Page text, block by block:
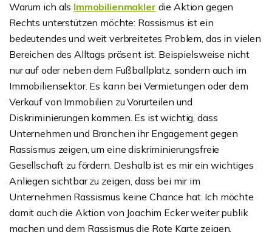
Warum ich als Immobilienmakler die Aktion gegen
Rechts unterstützen möchte: Rassismus ist ein
bedeutendes und weit verbreitetes Problem, das in vielen
Bereichen des Alltags präsent ist. Beispielsweise nicht
nur auf oder neben dem Fußballplatz, sondern auch im
Immobiliensektor. Es kann bei Vermietungen oder dem
Verkauf von Immobilien zu Vorurteilen und
Diskriminierungen kommen. Es ist wichtig, dass
Unternehmen und Branchen ihr Engagement gegen
Rassismus zeigen, um eine diskriminierungsfreie
Gesellschaft zu fördern. Deshalb ist es mir ein wichtiges
Anliegen sichtbar zu zeigen, dass bei mir im
Unternehmen Rassismus keine Chance hat. Ich möchte
damit auch die Aktion von Joachim Ecker weiter publik
machen und dem Rassismus die Rote Karte zeigen.